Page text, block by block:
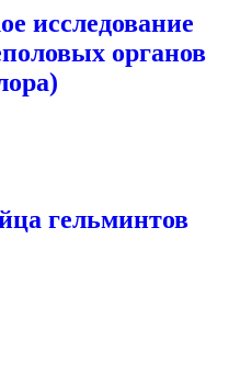
исследование
органов
гельминтов